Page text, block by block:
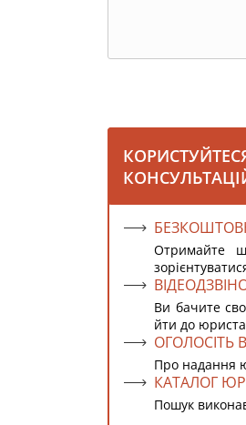
Отримайте
Ви бачите
йти до
ОГОЛОСІТЬ
Про надання
КАТАЛОГ
Пошук